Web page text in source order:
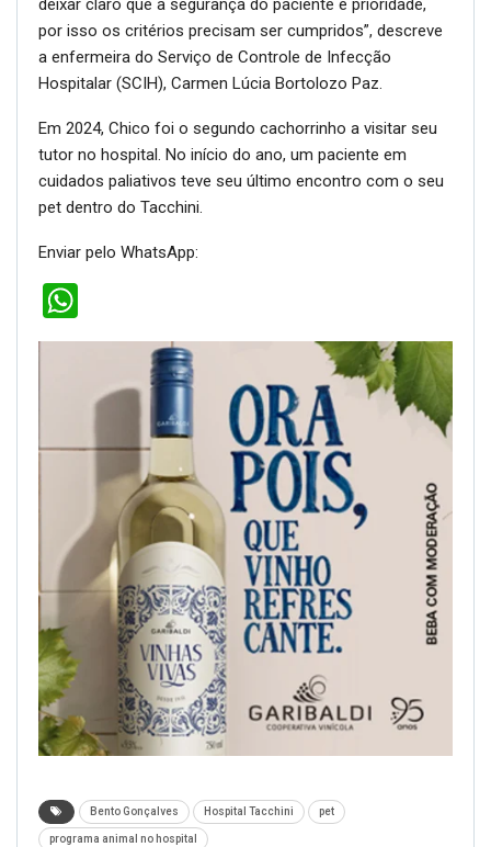
deixar claro que a segurança do paciente é prioridade,
por isso os critérios precisam ser cumpridos”, descreve
a enfermeira do Serviço de Controle de Infecção
Hospitalar (SCIH), Carmen Lúcia Bortolozo Paz.
Em 2024, Chico foi o segundo cachorrinho a visitar seu
tutor no hospital. No início do ano, um paciente em
cuidados paliativos teve seu último encontro com o seu
pet dentro do Tacchini.
Enviar pelo WhatsApp:
Bento Gonçalves Hospital Tacchini pet
programa animal no hospital